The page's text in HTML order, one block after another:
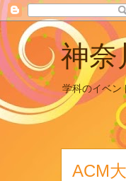
神奈
学科のイベン
ACM